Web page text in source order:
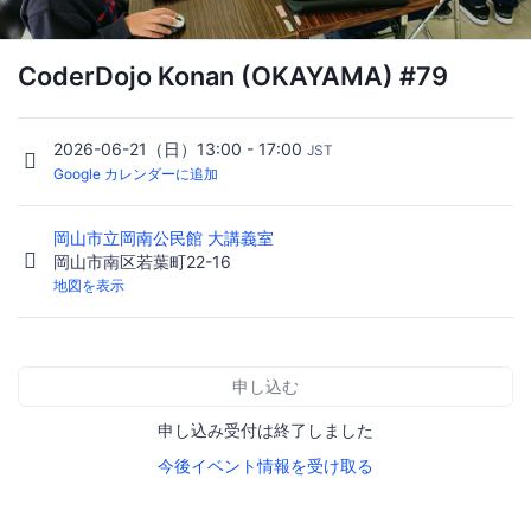
CoderDojo Konan (OKAYAMA) #79
2026-06-21（日）13:00 - 17:00 JST
Google カレンダーに追加
岡山市立岡南公民館 大講義室
岡山市南区若葉町22-16
地図を表示
申し込む
申し込み受付は終了しました
今後イベント情報を受け取る